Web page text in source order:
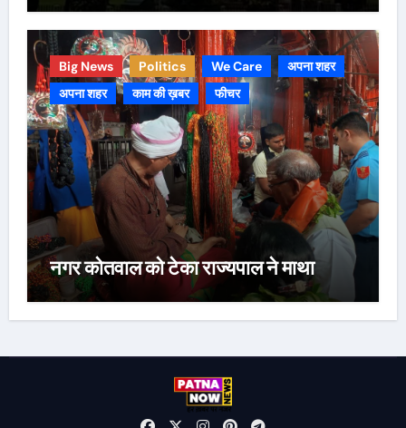
Big News Politics We Care
अपना शहर
अपना शहर
काम की ख़बर फीचर
नगर कोतवाल को टेका राज्यपाल ने माथा